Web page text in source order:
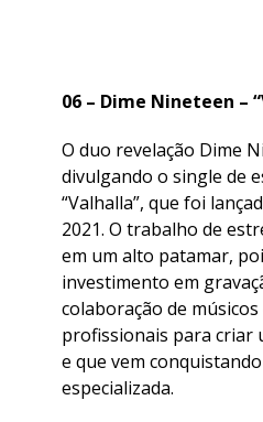
06 – Dime Nineteen –
O duo revelação Dime
divulgando o single de
“Valhalla”, que foi
2021. O trabalho de
em um alto patamar,
investimento em
colaboração de
profissionais para criar
e que vem
especializada.